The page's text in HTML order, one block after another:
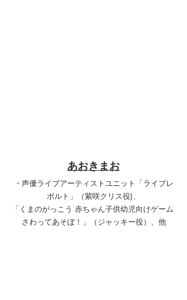
あおきまお
・声優ライブアーティストユニット「ライブレ
ボルト」（紫咲クリス役)、
「くまのがっこう 赤ちゃん子供幼児向けゲーム
さわってあそぼ！」（ジャッキー役）、他